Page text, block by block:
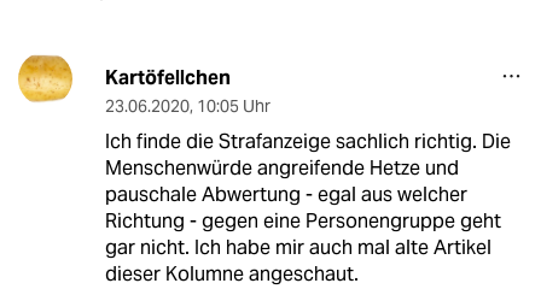
Kartöfellchen
23.06.2020, 10:05 Uhr
Ich finde die Strafanzeige sachlich richtig. Die
Menschenwürde angreifende Hetze und
pauschale Abwertung - egal aus welcher
Richtung - gegen eine Personengruppe geht
gar nicht. Ich habe mir auch mal alte Artikel
dieser Kolumne angeschaut.